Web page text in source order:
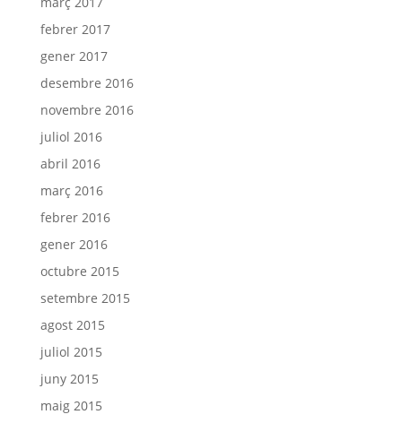
febrer 2017
gener 2017
desembre 2016
novembre 2016
juliol 2016
abril 2016
març 2016
febrer 2016
gener 2016
octubre 2015
setembre 2015
agost 2015
juliol 2015
juny 2015
maig 2015